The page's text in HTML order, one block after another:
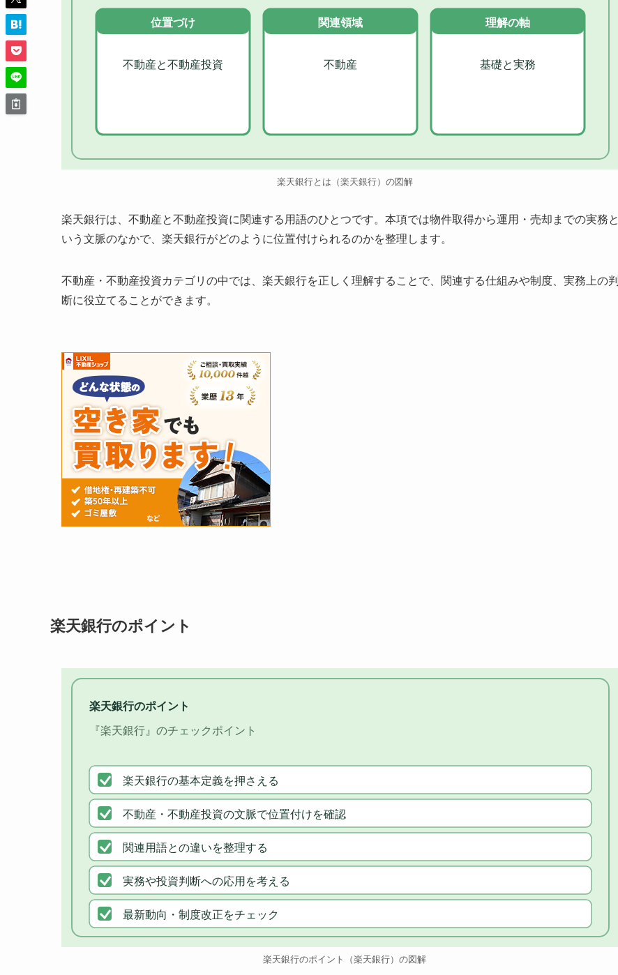
位置づけ
不動産と不動産投資
関連領域
不動産
理解の軸
基礎と実務
楽天銀行とは（楽天銀行）の図解
楽天銀行は、不動産と不動産投資に関連する用語のひとつです。本項では物件取得から運用・売却までの実務と
いう文脈のなかで、楽天銀行がどのように位置付けられるのかを整理します。
不動産・不動産投資カテゴリの中では、楽天銀行を正しく理解することで、関連する仕組みや制度、実務上の判
断に役立てることができます。
楽天銀行のポイント
楽天銀行のポイント
『楽天銀行』のチェックポイント
楽天銀行の基本定義を押さえる
不動産・不動産投資の文脈で位置付けを確認
関連用語との違いを整理する
実務や投資判断への応用を考える
最新動向・制度改正をチェック
楽天銀行のポイント（楽天銀行）の図解